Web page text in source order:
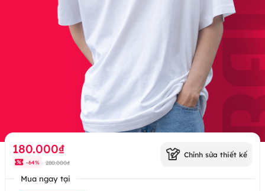
180.000₫
-64% 280.000₫
Chỉnh sửa thiết kế
Mua ngay tại